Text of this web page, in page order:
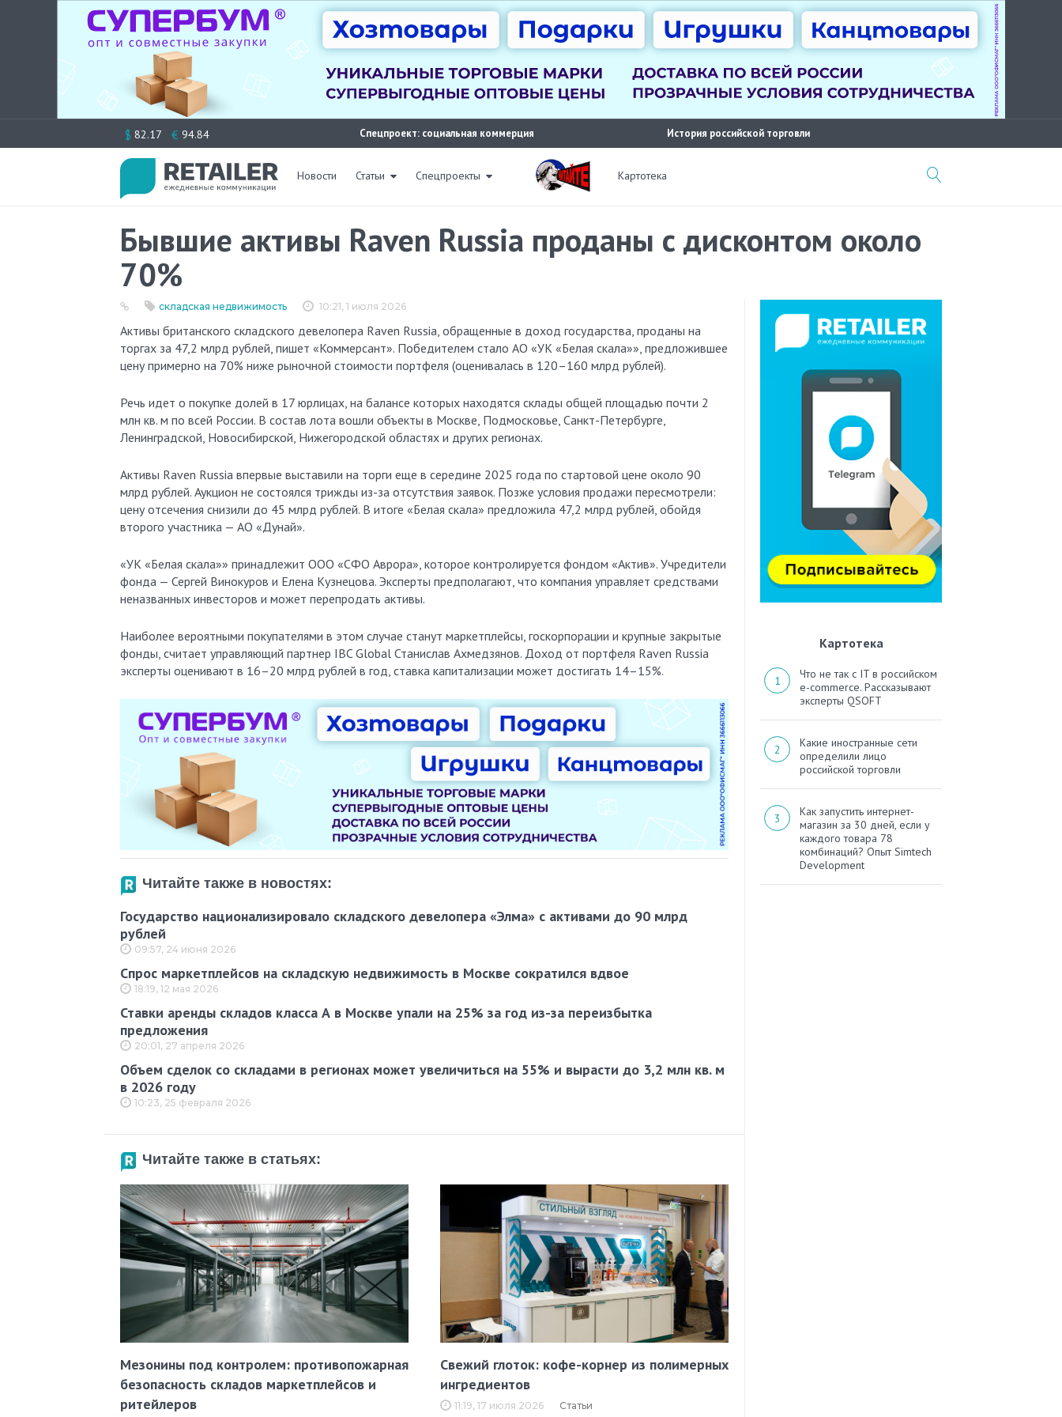
к
$ 82.17 € 94.84 Спецпроект: социальная коммерция История российской торговли
Новости Статьи Спецпроекты Картотека
Бывшие активы Raven Russia проданы с дисконтом около
70%
10:21, 1 июля 2026
складская недвижимость
Активы британского складского девелопера Raven Russia, обращенные в доход государства, проданы на
торгах за 47,2 млрд рублей, пишет «Коммерсант». Победителем стало АО «УК «Белая скала»», предложившее
цену примерно на 70% ниже рыночной стоимости портфеля (оценивалась в 120–160 млрд рублей).
Речь идет о покупке долей в 17 юрлицах, на балансе которых находятся склады общей площадью почти 2
млн кв. м по всей России. В состав лота вошли объекты в Москве, Подмосковье, Санкт-Петербурге,
Ленинградской, Новосибирской, Нижегородской областях и других регионах.
Активы Raven Russia впервые выставили на торги еще в середине 2025 года по стартовой цене около 90
млрд рублей. Аукцион не состоялся трижды из-за отсутствия заявок. Позже условия продажи пересмотрели:
цену отсечения снизили до 45 млрд рублей. В итоге «Белая скала» предложила 47,2 млрд рублей, обойдя
второго участника — АО «Дунай».
«УК «Белая скала»» принадлежит ООО «СФО Аврора», которое контролируется фондом «Актив». Учредители
фонда — Сергей Винокуров и Елена Кузнецова. Эксперты предполагают, что компания управляет средствами
неназванных инвесторов и может перепродать активы.
Наиболее вероятными покупателями в этом случае станут маркетплейсы, госкорпорации и крупные закрытые
фонды, считает управляющий партнер IBC Global Станислав Ахмедзянов. Доход от портфеля Raven Russia
эксперты оценивают в 16–20 млрд рублей в год, ставка капитализации может достигать 14–15%.
Читайте также в новостях:
Государство национализировало складского девелопера «Элма» с активами до 90 млрд
рублей
09:57, 24 июня 2026
Спрос маркетплейсов на складскую недвижимость в Москве сократился вдвое
18:19, 12 мая 2026
Ставки аренды складов класса А в Москве упали на 25% за год из-за переизбытка
предложения
20:01, 27 апреля 2026
Объем сделок со складами в регионах может увеличиться на 55% и вырасти до 3,2 млн кв. м
в 2026 году
10:23, 25 февраля 2026
Читайте также в статьях:
Мезонины под контролем: противопожарная
безопасность складов маркетплейсов и
ритейлеров
Свежий глоток: кофе-корнер из полимерных
ингредиентов
11:19, 17 июля 2026 Статьи
Картотека
Что не так с IT в российском
e-commerce. Рассказывают
эксперты QSOFT
Какие иностранные сети
определили лицо
российской торговли
Как запустить интернет-
магазин за 30 дней, если у
каждого товара 78
комбинаций? Опыт Simtech
Development